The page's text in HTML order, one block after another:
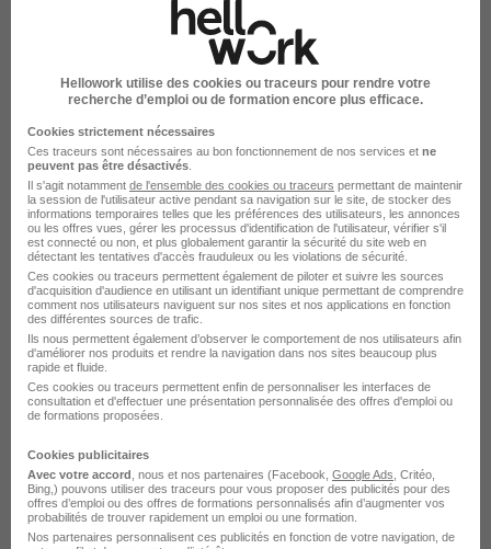
Onet Propreté et Services recrute
autour de Lièpvre
Onet Propreté et Services Biesheim
Onet Propreté et Services Cernay
Onet Propreté et Services Colmar
Onet Propreté et Services Hombourg
Onet Propreté et Services Husseren-Wesserling
Onet Propreté et Services Thann
Voir plus
L'emploi chez Onet Propreté et
Services par Ville
Hellowork utilise des cookies ou traceurs pour rendre votre
recherche d’emploi ou de formation encore plus efficace.
Cookies strictement nécessaires
Ces traceurs sont nécessaires au bon fonctionnement de nos services et ne
peuvent pas être désactivés
Il s'agit notamment de l'ensemble des cookies ou traceurs permettant de maintenir
la session de l'utilisateur active pendant sa navigation sur le site, de stocker des
informations temporaires telles que les préférences des utilisateurs, les annonces
ou les offres vues, gérer les processus d'identification de l'utilisateur, vérifier s'il
est connecté ou non, et plus globalement garantir la sécurité du site web en
détectant les tentatives d'accès frauduleux ou les violations de sécurité.
Ces cookies ou traceurs permettent également de piloter et suivre les sources
d'acquisition d'audience en utilisant un identifiant unique permettant de comprendre
comment nos utilisateurs naviguent sur nos sites et nos applications en fonction
des différentes sources de trafic.
Ils nous permettent également d’observer le comportement de nos utilisateurs afin
d'améliorer nos produits et rendre la navigation dans nos sites beaucoup plus
rapide et fluide.
Ces cookies ou traceurs permettent enfin de personnaliser les interfaces de
consultation et d'effectuer une présentation personnalisée des offres d'emploi ou
de formations proposées.
Cookies publicitaires
Avec votre accord , nous et nos partenaires (Facebook, Google Ads , Critéo,
Bing,) pouvons utiliser des traceurs pour vous proposer des publicités pour des
offres d’emploi ou des offres de formations personnalisés afin d’augmenter vos
probabilités de trouver rapidement un emploi ou une formation.
Nos partenaires personnalisent ces publicités en fonction de votre navigation, de